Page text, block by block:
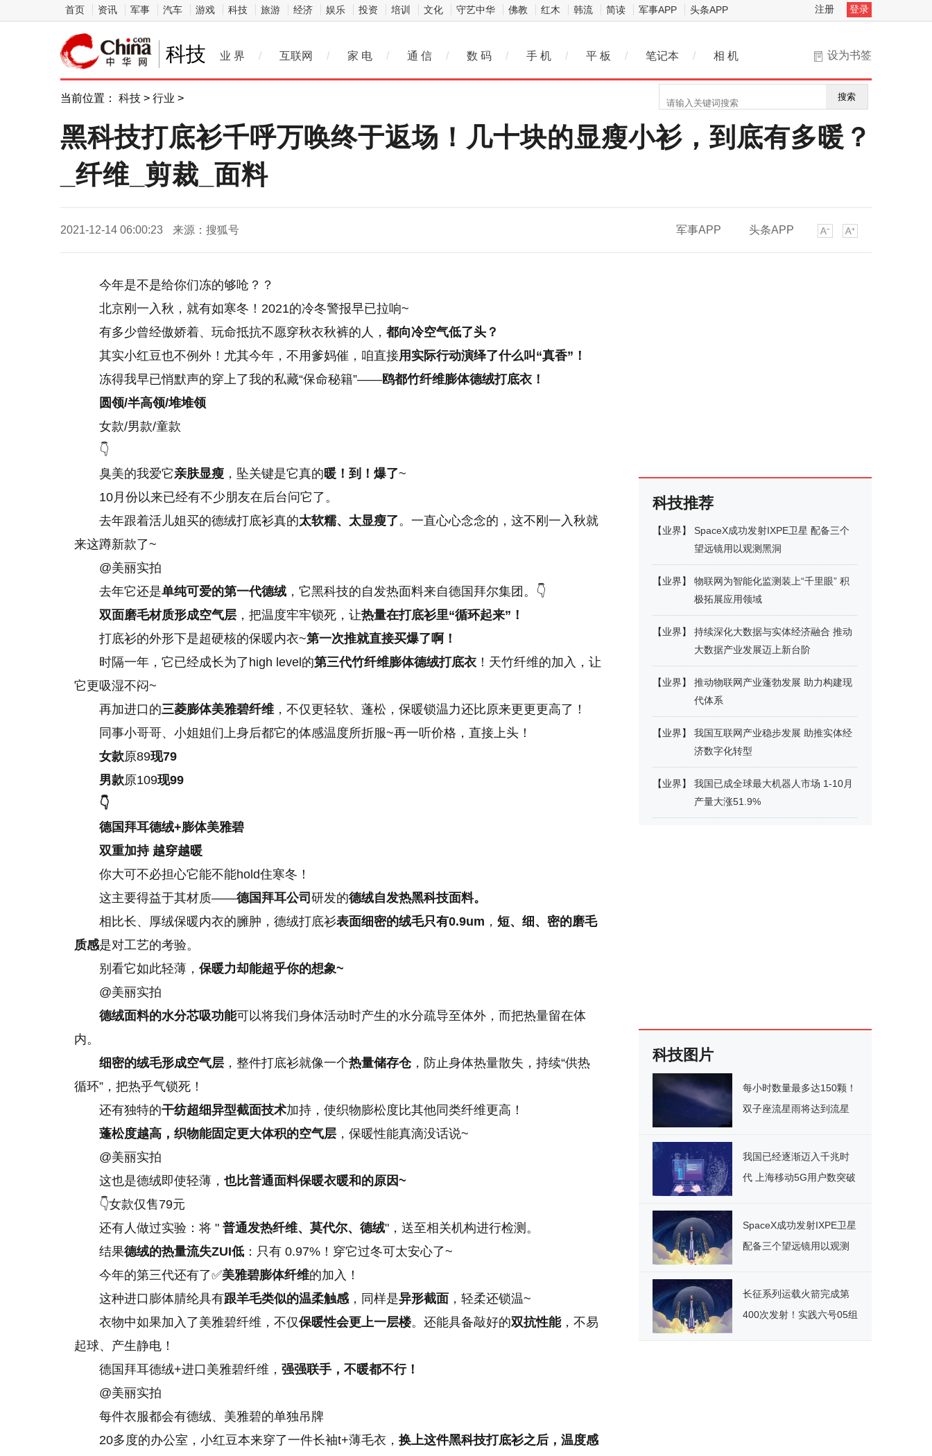
首页 资讯 军事 汽车 游戏 科技 旅游 经济 娱乐 投资 培训 文化 守艺中华 佛教 红木 韩流 简读 军事APP 头条APP 注册 登录
科技 设为书签
业 界 / 互联网 / 家 电 / 通 信 / 数 码 / 手 机 / 平 板 / 笔记本 / 相 机
当前位置： 科技 > 行业 > 搜索
黑科技打底衫千呼万唤终于返场！几十块的显瘦小衫，到底有多暖？
_纤维_剪裁_面料
2021-12-14 06:00:23 来源：搜狐号 军事APP 头条APP
今年是不是给你们冻的够呛？？
北京刚一入秋，就有如寒冬！2021的冷冬警报早已拉响~
有多少曾经傲娇着、玩命抵抗不愿穿秋衣秋裤的人， 都向冷空气低了头？
其实小红豆也不例外！尤其今年，不用爹妈催，咱直接用实际行动演绎了什么叫“真香”！
冻得我早已悄默声的穿上了我的私藏“保命秘籍”——鸥都竹纤维膨体德绒打底衣！
圆领/半高领/堆堆领
女款/男款/童款
👇
臭美的我爱它亲肤显瘦 ，坠关键是它真的暖！到！爆了~
10月份以来已经有不少朋友在后台问它了。
去年跟着活儿姐买的德绒打底衫真的太软糯、太显瘦了。一直心心念念的，这不刚一入秋就
来这蹲新款了~
@美丽实拍
去年它还是单纯可爱的第一代德绒 ，它黑科技的自发热面料来自德国拜尔集团。👇
双面磨毛材质形成空气层 ，把温度牢牢锁死，让热量在打底衫里“循环起来”！
打底衫的外形下是超硬核的保暖内衣~第一次推就直接买爆了啊！
时隔一年，它已经成长为了high level的第三代竹纤维膨体德绒打底衣 ！天竹纤维的加入，让
它更吸湿不闷~
再加进口的三菱膨体美雅碧纤维 ，不仅更轻软、蓬松，保暖锁温力还比原来更更更高了！
同事小哥哥、小姐姐们上身后都它的体感温度所折服~再一听价格，直接上头！
女款原89现79
男款原109现99
👇
德国拜耳德绒+膨体美雅碧
双重加持 越穿越暖
你大可不必担心它能不能hold住寒冬！
这主要得益于其材质——德国拜耳公司 研发的德绒自发热黑科技面料。
相比长、厚绒保暖内衣的臃肿，德绒打底衫表面细密的绒毛只有0.9um ， 短、细、密的磨毛
质感是对工艺的考验。
别看它如此轻薄， 保暖力却能超乎你的想象~
@美丽实拍
德绒面料的水分芯吸功能可以将我们身体活动时产生的水分疏导至体外，而把热量留在体
内。
细密的绒毛形成空气层 ，整件打底衫就像一个热量储存仓，防止身体热量散失，持续“供热
循环”，把热乎气锁死！
还有独特的干纺超细异型截面技术加持，使织物膨松度比其他同类纤维更高！
蓬松度越高，织物能固定更大体积的空气层 ，保暖性能真滴没话说~
@美丽实拍
这也是德绒即使轻薄， 也比普通面料保暖衣暖和的原因~
👇女款仅售79元
还有人做过实验：将 " 普通发热纤维、莫代尔、德绒"，送至相关机构进行检测。
结果德绒的热量流失ZUI低 ：只有 0.97%！穿它过冬可太安心了~
今年的第三代还有了✅美雅碧膨体纤维的加入！
这种进口膨体腈纶具有跟羊毛类似的温柔触感，同样是异形截面 ，轻柔还锁温~
衣物中如果加入了美雅碧纤维，不仅保暖性会更上一层楼。还能具备敲好的双抗性能，不易
起球、产生静电！
德国拜耳德绒+进口美雅碧纤维， 强强联手，不暖都不行！
@美丽实拍
每件衣服都会有德绒、美雅碧的单独吊牌
20多度的办公室，小红豆本来穿了一件长袖t+薄毛衣， 换上这件黑科技打底衫之后，温度感
科技推荐
【业界】
SpaceX成功发射IXPE卫星 配备三个
望远镜用以观测黑洞
【业界】
物联网为智能化监测装上“千里眼” 积
极拓展应用领域
【业界】
持续深化大数据与实体经济融合 推动
大数据产业发展迈上新台阶
【业界】
推动物联网产业蓬勃发展 助力构建现
代体系
【业界】
我国互联网产业稳步发展 助推实体经
济数字化转型
【业界】
我国已成全球最大机器人市场 1-10月
产量大涨51.9%
科技图片
每小时数量最多达150颗！
双子座流星雨将达到流星
我国已经逐渐迈入千兆时
代 上海移动5G用户数突破
SpaceX成功发射IXPE卫星
配备三个望远镜用以观测
长征系列运载火箭完成第
400次发射！实践六号05组